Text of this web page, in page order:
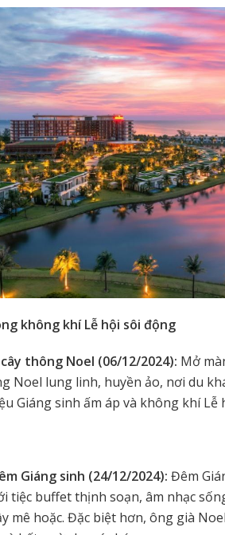
không khí Lễ hội sôi động
thông Noel (06/12/2024): Mở
Noel lung linh, huyền ảo, nơi du
Giáng sinh ấm áp và không khí
Giáng sinh (24/12/2024): Đêm
tiệc buffet thịnh soạn, âm nhạc
mê hoặc. Đặc biệt hơn, ông già